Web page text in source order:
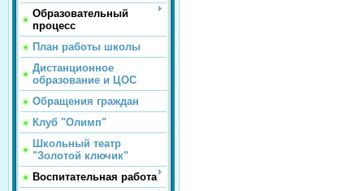
Образовательный
процесс
План работы школы
Дистанционное
образование и ЦОС
Обращения граждан
Клуб "Олимп"
Школьный театр
"Золотой ключик"
Воспитательная работа